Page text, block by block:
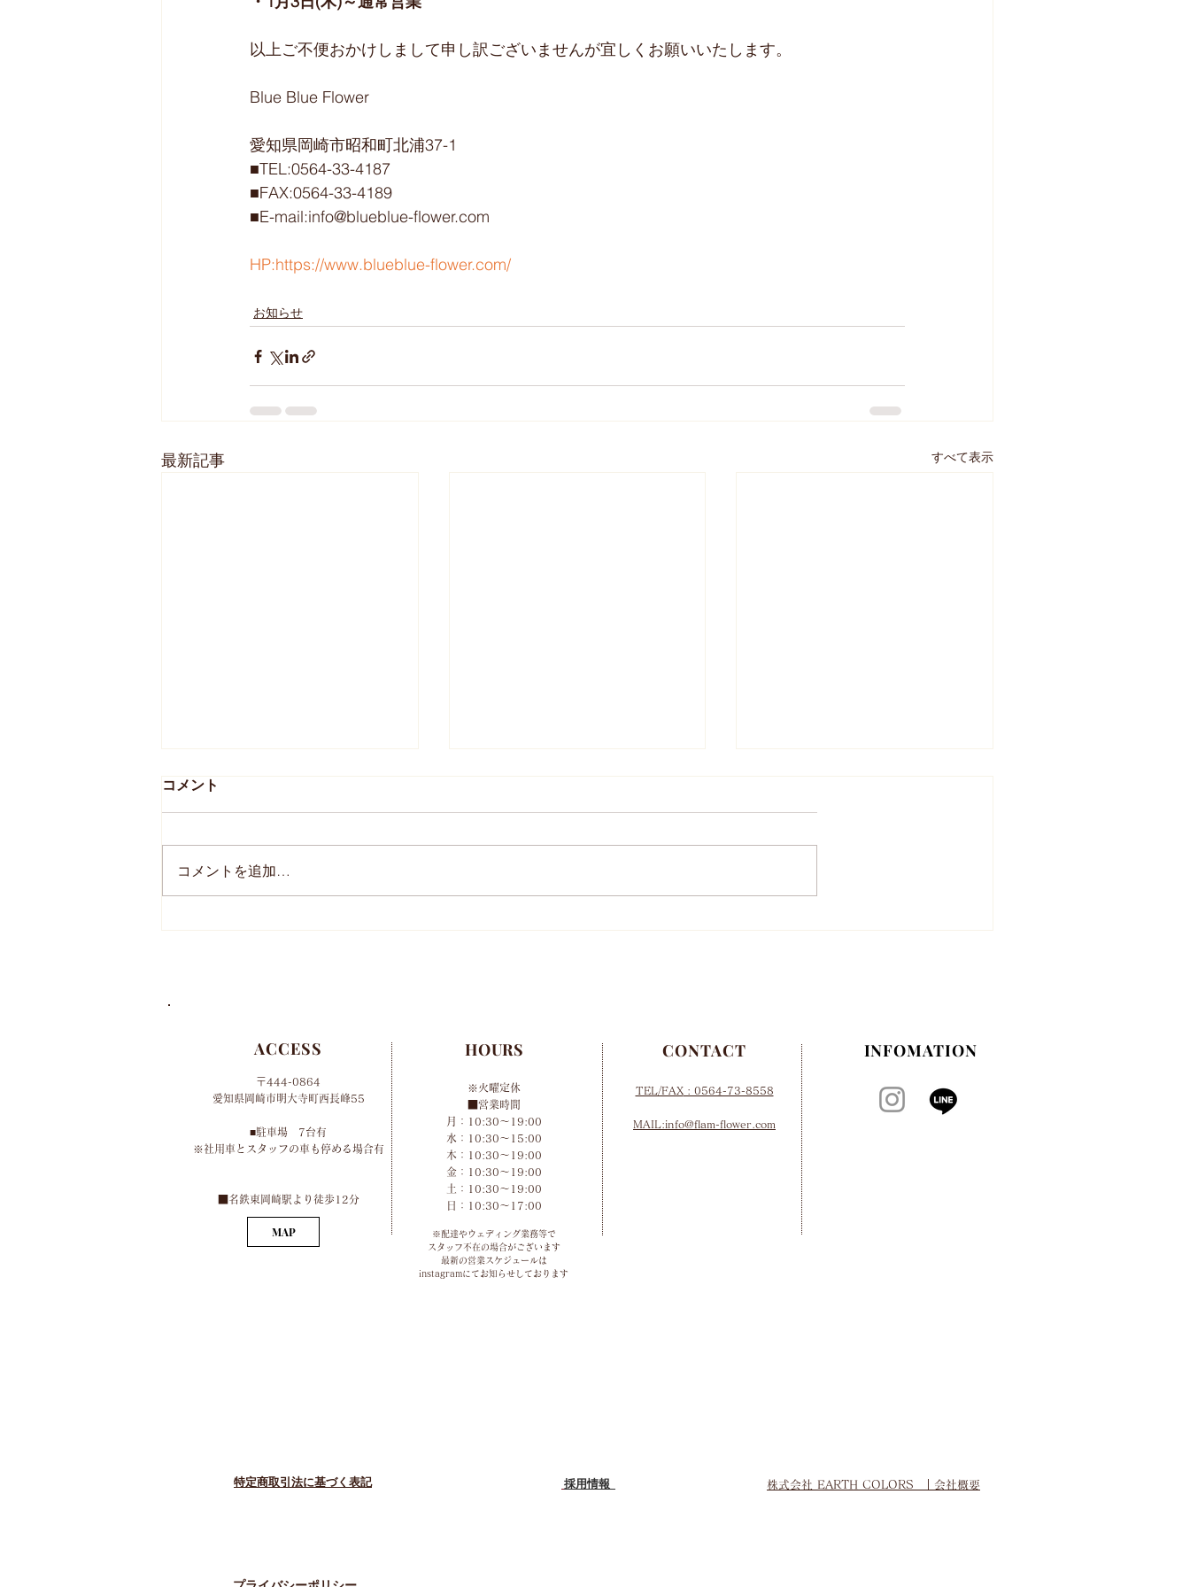
以上ご不便おかけしまして申し訳ございませんが宜しくお願いいたします。
Blue Blue Flower
愛知県岡崎市昭和町北浦37-1
■TEL:0564-33-4187
■FAX:0564-33-4189
■E-mail:info@blueblue-flower.com
HP:https://www.blueblue-flower.com/
お知らせ
最新記事 すべて表示
年末年始営業お知らせ
コメント
コメントを追加…
ACCESS
〒444-0864
​愛知県岡崎市明大寺町西長峰55
■​駐車場 7台有
​※社用車とスタッフの車も停める場合有
​■名鉄東岡崎駅より徒歩12分
MAP
HOURS
※火曜定休
■営業時間
月：10:30～19:00
水：10:30～15:00
木：10:30～19:00
金：10:30～19:00
土：10:30～19:00
​日：10:30～17:00
※配達やウェディング業務等で
スタッフ不在の場合がございます
最新の営業スケジュールは
instagramにてお知らせしております
CONTACT
TEL/FAX: 0564-73-8558
MAIL:info@flam-flower.com
INFOMATION​
​特定商取引法に基づく表記 採用情報 株式会社 EARTH COLORS ｜会社概要